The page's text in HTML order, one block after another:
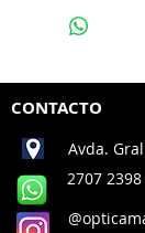
CONTACTO
Avda.
2707 2398